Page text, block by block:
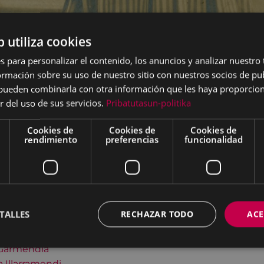
historia en los testimonios de mujeres eibarresas
mujeres que cuentan sus vivencias y sus
aquellas que nos abrieron el camino, para aprender
Nos hablan de su vida, de su tiempo, de cómo era el
utiliza cookies
para personalizar el contenido, los anuncios y analizar nuestro
sobre su uso de nuestro sitio con nuestros socios de
combinarla con otra información que les haya
del uso de sus servicios. Pribatutasun-politika
Cookies de
rendimiento
Cookies de
preferencias
Cookies de
funcionalidad
RECHAZAR TODO